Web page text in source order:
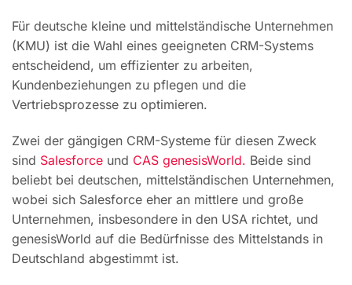
Für deutsche kleine und mittelständische Unternehmen
(KMU) ist die Wahl eines geeigneten CRM-Systems
entscheidend, um effizienter zu arbeiten,
Kundenbeziehungen zu pflegen und die
Vertriebsprozesse zu optimieren.
Zwei der gängigen CRM-Systeme für diesen Zweck
sind Salesforce und CAS genesisWorld. Beide sind
beliebt bei deutschen, mittelständischen Unternehmen,
wobei sich Salesforce eher an mittlere und große
Unternehmen, insbesondere in den USA richtet, und
genesisWorld auf die Bedürfnisse des Mittelstands in
Deutschland abgestimmt ist.